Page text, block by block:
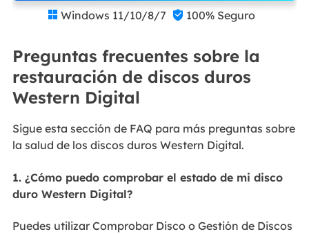
 Windows 11/10/8/7  100% Seguro
Preguntas frecuentes sobre la
restauración de discos duros
Western Digital
Sigue esta sección de FAQ para más preguntas sobre
la salud de los discos duros Western Digital.
1. ¿Cómo puedo comprobar el estado de mi disco
duro Western Digital?
Puedes utilizar Comprobar Disco o Gestión de Discos